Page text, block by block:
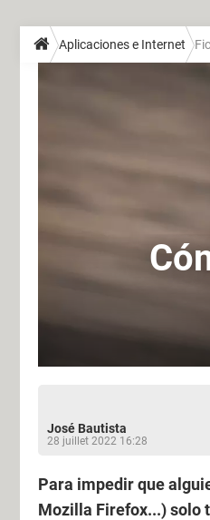
Aplicaciones e Internet
José Bautista
28 juillet 2022 16:28
Para impedir que
Mozilla Firefox...) solo